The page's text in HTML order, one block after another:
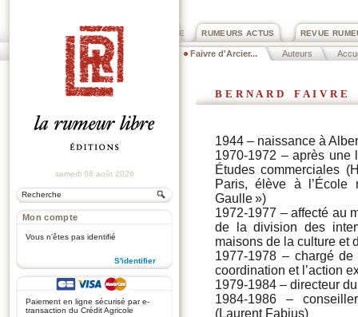
REVUE
RUMEURS ACTUS
PRIX ROGER DEXTRE
Faivre d'Arcier... Auteurs
samedi 08 août 2026
Mon compte
Vous n'êtes pas identifié
S'identifier
Paiement en ligne sécurisé par e-
transaction du Crédit Agricole
bernard
1944 – naissance à
1970-1972 – après une
Études commerciales
Paris, élève à l’École
Gaulle »)
1972-1977 – affecté au
de la division des
maisons de la culture et
1977-1978 – chargé
coordination et l’action
1979-1984 – directeur
1984-1986 –
(Laurent Fabius)